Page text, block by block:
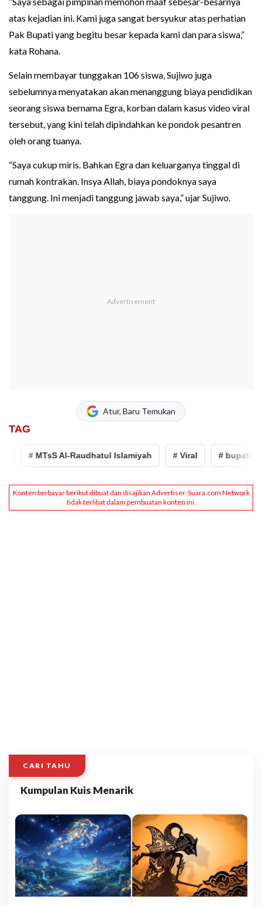
atas kejadian ini. Kami juga sangat bersyukur atas perhatian
Pak Bupati yang begitu besar kepada kami dan para siswa,”
kata Rohana.
Selain membayar tunggakan 106 siswa, Sujiwo juga
sebelumnya menyatakan akan menanggung biaya pendidikan
seorang siswa bernama Egra, korban dalam kasus video viral
tersebut, yang kini telah dipindahkan ke pondok pesantren
oleh orang tuanya.
“Saya cukup miris. Bahkan Egra dan keluarganya tinggal di
rumah kontrakan. Insya Allah, biaya pondoknya saya
tanggung. Ini menjadi tanggung jawab saya,” ujar Sujiwo.
Atur, Baru Temukan
TAG
# MTsS Al-Raudhatul Islamiyah # Viral # bupati
CARI TAHU
Kumpulan Kuis Menarik